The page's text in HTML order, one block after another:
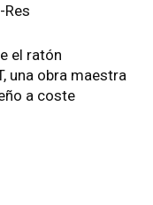
el ratón
una obra maestra
a coste